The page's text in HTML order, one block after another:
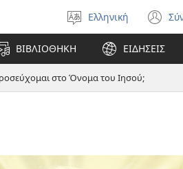
Επιλέξτε
γλώσσα
Ελληνική
ΒΙΒΛΙΟΘΗΚΗ ΕΙΔΗΣΕΙΣ
στο Όνομα του Ιησού;